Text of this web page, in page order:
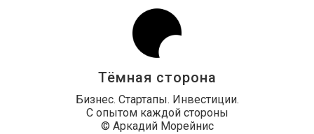
Тёмная сторона
Бизнес. Стартапы. Инвестиции.
С опытом каждой стороны
© Аркадий Морейнис